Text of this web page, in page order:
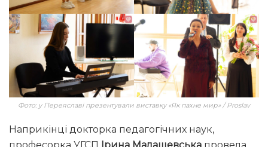
Фото: у Переяславі презентували виставку «Як пахне мир» / Proslav
Наприкінці докторка педагогічних наук,
професорка УГСП Ірина Малашевська провела